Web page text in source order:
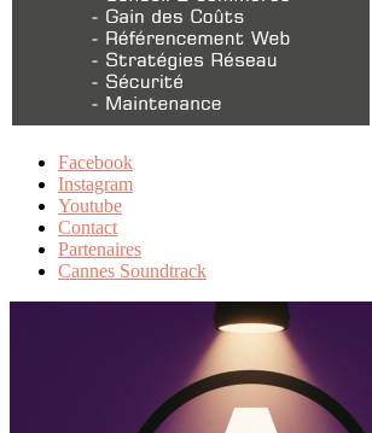
Facebook
Instagram
Youtube
Contact
Partenaires
Cannes Soundtrack